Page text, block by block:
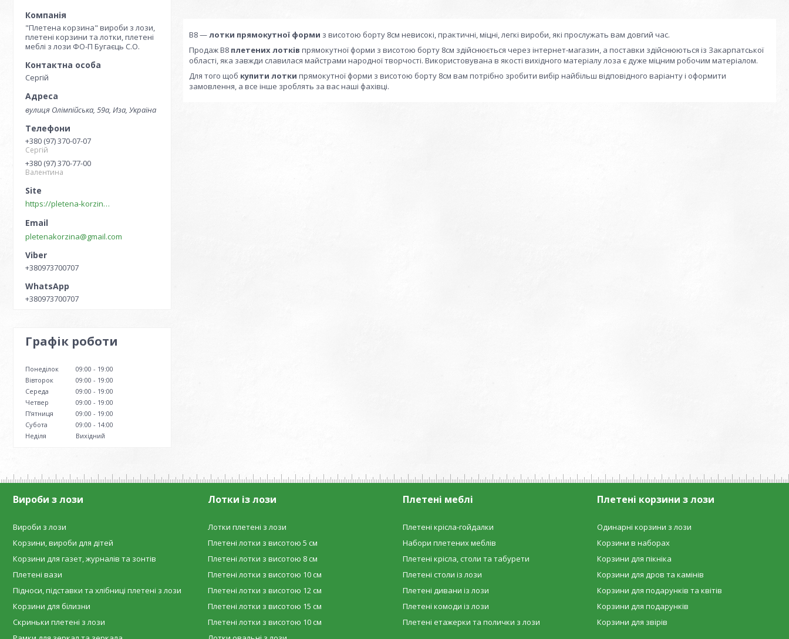
"Плетена корзина" вироби з лози,
плетені корзини та лотки, плетені
меблі з лози ФО-П Бугаєць С.О.
Сергій
вулиця Олімпійська, 59а, Иза, Україна
+380 (97) 370-07-07
Сергій
+380 (97) 370-77-00
Валентина
https://pletena-korzina.сom.ua
pletenakorzina@gmail.com
+380973700707
+380973700707
Графік роботи
Понеділок 09:00
19:00
Вівторок
09:00
19:00
Середа
09:00
19:00
Четвер
09:00
19:00
Пʼятниця
09:00
19:00
Субота
09:00
14:00
Неділя
Вихідний
В8 —лотки прямокутної форми з висотою борту 8см невисокі, практичні, міцні, легкі вироби, які прослужать вам довгий час.
Продаж В8 плетених лотків прямокутної форми з висотою борту 8см здійснюється через інтернет-магазин, а поставки здійснюються із Закарпатської
області, яка завжди славилася майстрами народної творчості. Використовувана в якості вихідного матеріалу лоза є дуже міцним робочим матеріалом.
Для того щоб купити лотки прямокутної форми з висотою борту 8см вам потрібно зробити вибір найбільш відповідного варіанту і оформити
замовлення, а все інше зроблять за вас наші фахівці.
Вироби з лози
Вироби з лози
Корзини, вироби для дітей
Корзини для газет, журналів та зонтів
Плетені вази
Підноси, підставки та хлібниці плетені з лози
Корзини для білизни
Скриньки плетені з лози
Лотки із лози
Лотки плетені з лози
Плетені лотки з висотою 5 см
Плетені лотки з висотою 8 см
Плетені лотки з висотою 10 см
Плетені лотки з висотою 12 см
Плетені лотки з висотою 15 см
Плетені лотки з висотою 10 см
Плетені меблі
Плетені крісла-гойдалки
Набори плетених меблів
Плетені крісла, столи та табурети
Плетені столи із лози
Плетені дивани із лози
Плетені комоди із лози
Плетені етажерки та полички з лози
Плетені корзини з лози
Одинарні корзини з лози
Корзини в наборах
Корзини для пікніка
Корзини для дров та камінів
Корзини для подарунків та квітів
Корзини для подарунків
Корзини для звірів